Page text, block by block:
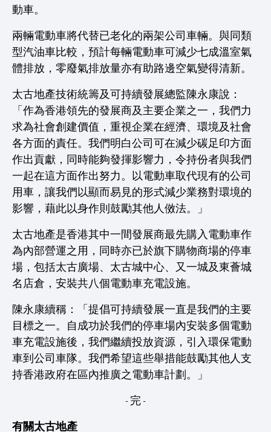
動車。
兩輛電動車將代替已老化的兩架公司車輛。與同類
型汽油車比較，預計每輛電動車可減少七成溫室氣
體排放，零廢氣排放量亦有助路邊空氣變得清新。
太古地產技術統籌及可持續發展總監陳永康說：
「作為香港領先的發展商及主要企業之一，我們力
求為社會創建價值，重視企業在經濟、環境及社會
各方面的責任。我們明白公司可在減少碳足印方面
作出貢獻，同時能夠發揮影響力，令持份者與我們
一起在這方面作出努力。以電動車取代現有的公司
用車，讓我們以顯而易見的形式減少業務對環境的
影響，藉此以身作則鼓勵其他人傚法。」
太古地產是香港其中一間發展商最先購入電動車作
為內部營運之用，同時亦已於旗下購物商場的停車
場，包括太古廣場、太古城中心、又一城及東薈城
名店倉，安裝共八個電動車充電設施。
陳永康續稱：「提倡可持續發展一直是我們的主要
目標之一。自成功於我們的停車場內安裝多個電動
車充電設施後，我們繼續投放資源，引入環保電動
車到公司車隊。我們希望這些舉措能鼓勵其他人支
持香港政府在區內推廣之電動車計劃。」
- 完 -
有關太古地產